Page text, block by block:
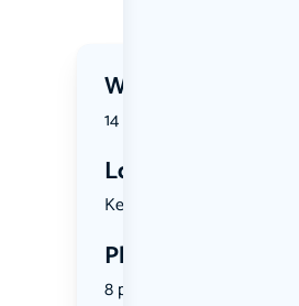
Wanneer?
14 February 2027 | 13:45
Locatie
Kennemerst...
Plekken
8 plekken beschikbaar